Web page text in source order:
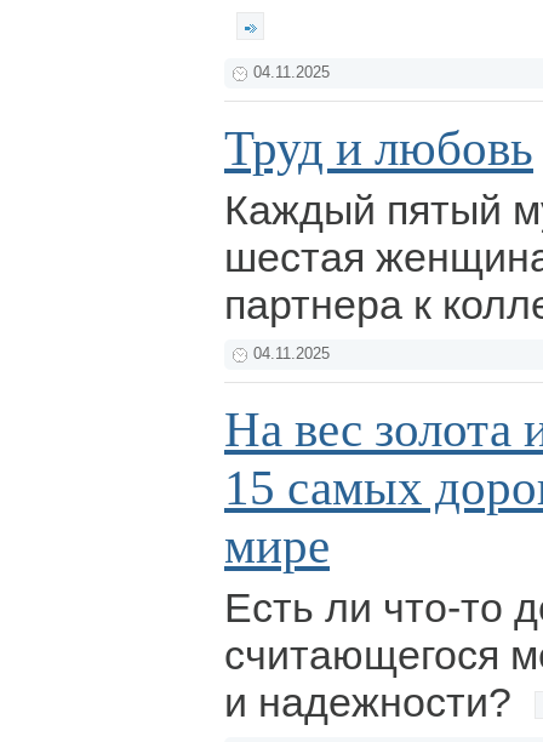
04.11.2025
Труд и любовь
Каждый пятый
шестая
партнера к
04.11.2025
На вес
15 самых
мире
Есть ли что-то
считающегося
и надежности?